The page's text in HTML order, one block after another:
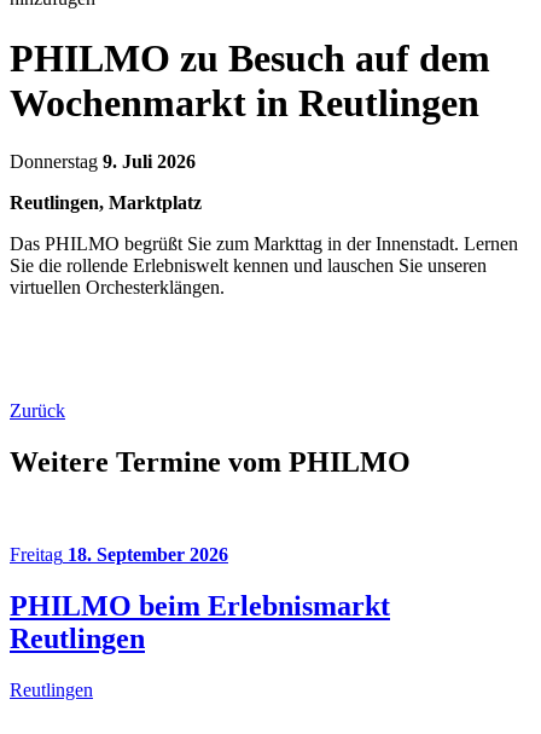
PHILMO zu Besuch auf dem
Wochenmarkt in Reutlingen
Donnerstag 9. Juli 2026
Reutlingen, Marktplatz
Das PHILMO begrüßt Sie zum Markttag in der Innenstadt. Lernen
Sie die rollende Erlebniswelt kennen und lauschen Sie unseren
virtuellen Orchesterklängen.
Zurück
Weitere Termine vom PHILMO
Freitag 18. September 2026
PHILMO beim Erlebnismarkt
Reutlingen
Reutlingen